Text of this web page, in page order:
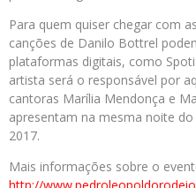
Para quem quiser chegar com
canções de Danilo Bottrel
plataformas digitais, como
artista será o responsável por
cantoras Marília Mendonça e
apresentam na mesma noite
2017.
Mais informações sobre o